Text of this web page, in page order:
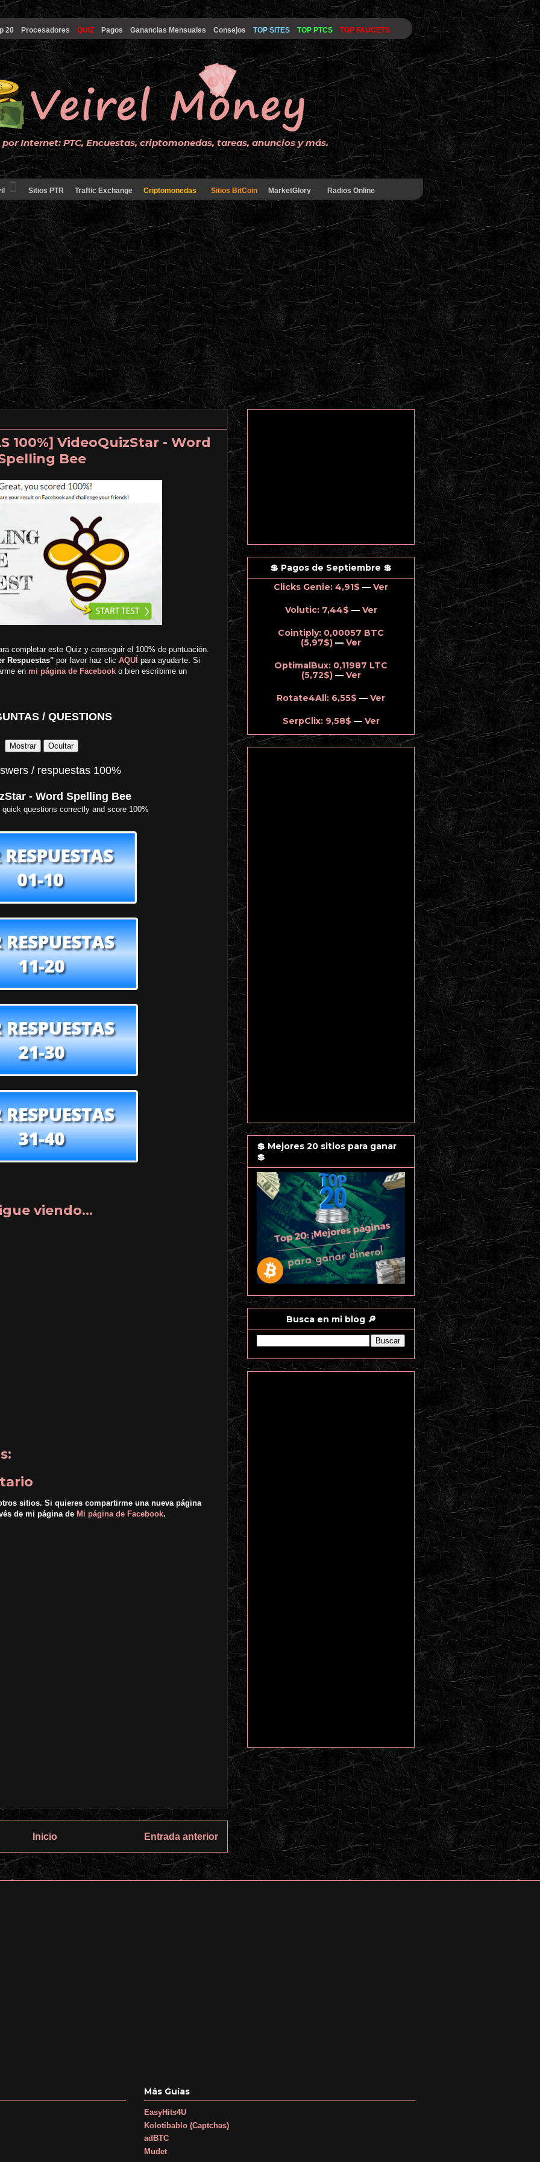
20 Procesadores QUIZ Pagos Ganancias Mensuales Consejos TOP SITES TOP PTCS TOP FAUCETS
Internet: PTC, Encuestas, criptomonedas, tareas, anuncios y más.
Sitios PTR Traffic Exchange Criptomonedas Sitios BitCoin MarketGlory Radios Online
100%] VideoQuizStar - Word
Bee
completar este Quiz y conseguir el 100% de puntuación.
Respuestas" por favor haz clic AQUÍ para ayudarte. Si
en mi página de Facebook o bien escríbime un
/ QUESTIONS
/ respuestas 100%
- Word Spelling Bee
quick questions correctly and score 100%
viendo...
sitios. Si quieres compartirme una nueva página
de mi página de Mi página de Facebook.
Entrada anterior
Inicio
💲 Pagos de Septiembre 💲
Clicks Genie: 4,91$ — Ver
Volutic: 7,44$ — Ver
Cointiply: 0,00057 BTC
(5,97$) — Ver
OptimalBux: 0,11987 LTC
(5,72$) — Ver
Rotate4All: 6,55$ — Ver
SerpClix: 9,58$ — Ver
💲 Mejores 20 sitios para ganar
💲
Busca en mi blog 🔎
Más Guías
EasyHits4U
Kolotibablo (Captchas)
adBTC
Mudet